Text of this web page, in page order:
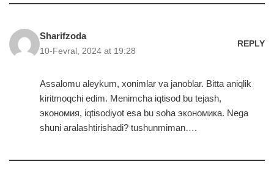
Sharifzoda
10-Fevral, 2024 at 19:28
REPLY
Assalomu aleykum, xonimlar va janoblar. Bitta aniqlik
kiritmoqchi edim. Menimcha iqtisod bu tejash,
экономия, iqtisodiyot esa bu soha экономика. Nega
shuni aralashtirishadi? tushunmiman….